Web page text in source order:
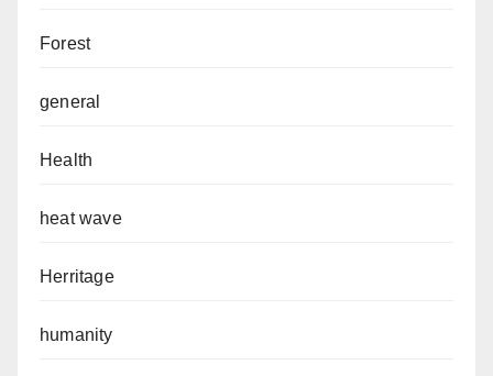
Forest
general
Health
heat wave
Herritage
humanity